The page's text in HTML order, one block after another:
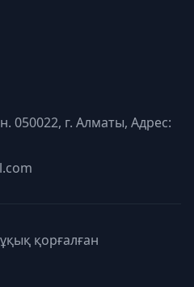
050022, г. Алматы, Адрес:
қорғалған